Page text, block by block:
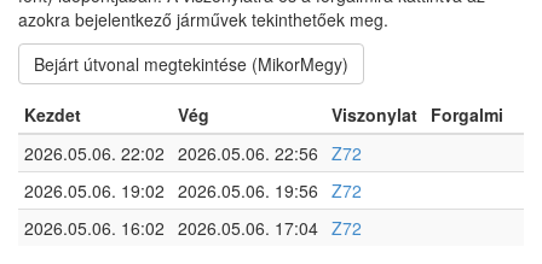
azokra bejelentkező járművek tekinthetőek meg.
Bejárt útvonal megtekintése (MikorMegy)
Kezdet Vég Viszonylat Forgalmi
2026.05.06. 22:02 2026.05.06. 22:56 Z72
2026.05.06. 19:02 2026.05.06. 19:56 Z72
2026.05.06. 16:02 2026.05.06. 17:04 Z72